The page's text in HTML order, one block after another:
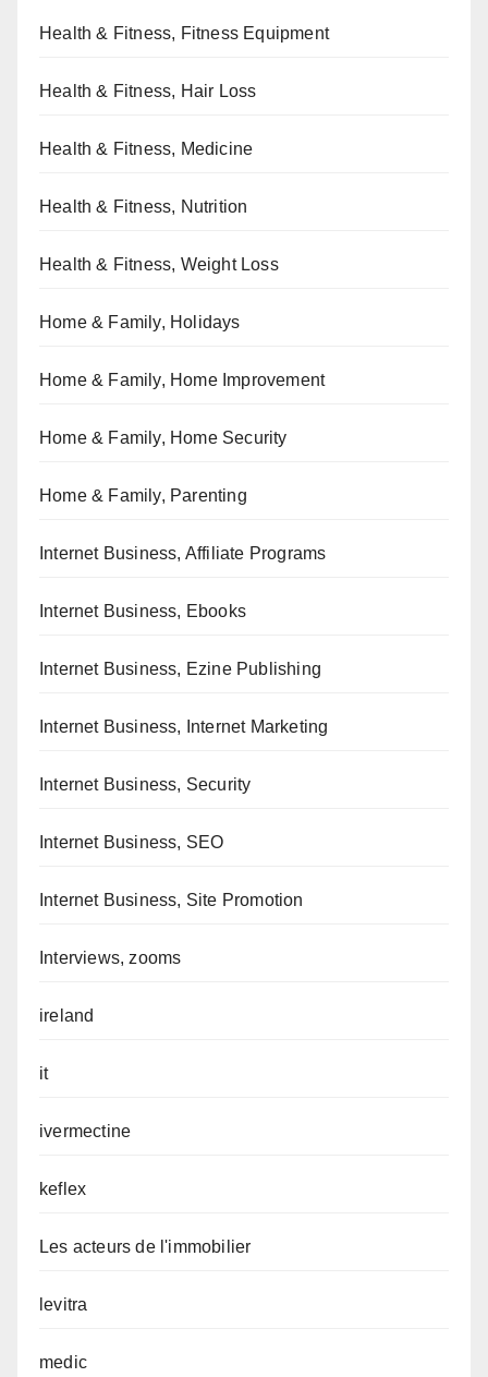
Health & Fitness, Fitness Equipment
Health & Fitness, Hair Loss
Health & Fitness, Medicine
Health & Fitness, Nutrition
Health & Fitness, Weight Loss
Home & Family, Holidays
Home & Family, Home Improvement
Home & Family, Home Security
Home & Family, Parenting
Internet Business, Affiliate Programs
Internet Business, Ebooks
Internet Business, Ezine Publishing
Internet Business, Internet Marketing
Internet Business, Security
Internet Business, SEO
Internet Business, Site Promotion
Interviews, zooms
ireland
it
ivermectine
keflex
Les acteurs de l'immobilier
levitra
medic